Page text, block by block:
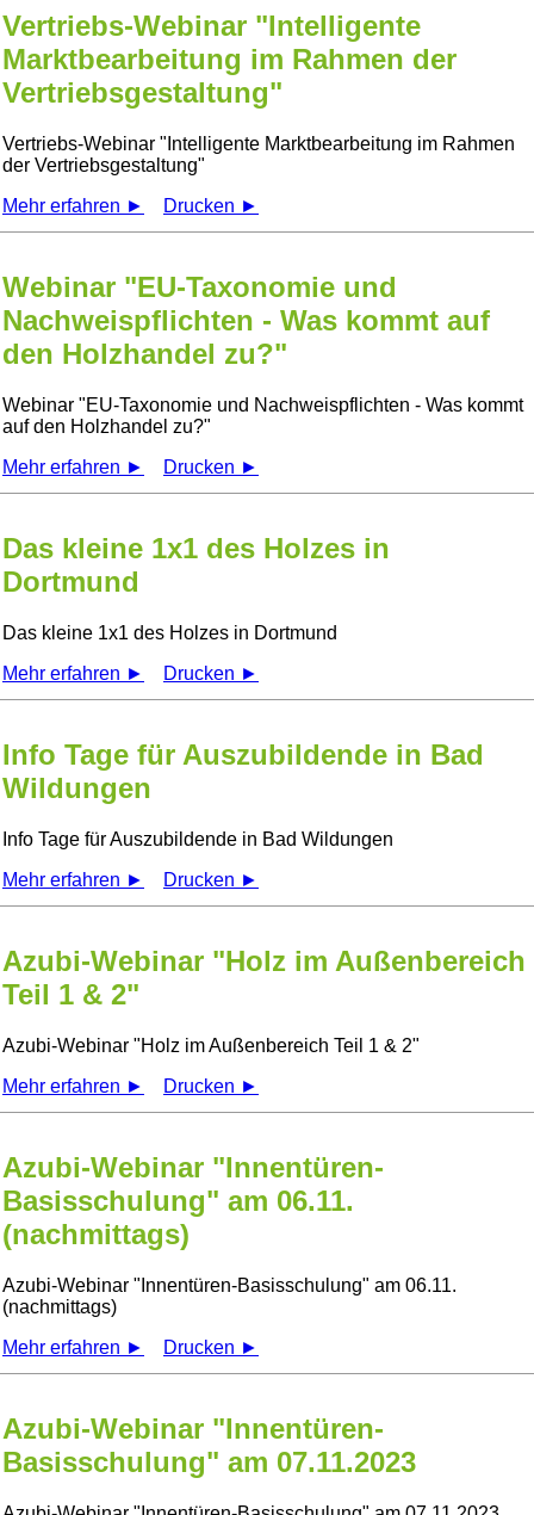
Vertriebs-Webinar "Intelligente
Marktbearbeitung im Rahmen der
Vertriebsgestaltung"
Vertriebs-Webinar
Intelligente Marktbearbeitung im Rahmen
der Vertriebsgestaltung
Mehr erfahren ►
Drucken ►
Webinar "EU-Taxonomie und
Nachweispflichten - Was kommt auf
den Holzhandel zu?"
Webinar
EU-Taxonomie und Nachweispflichten - Was kommt
auf den Holzhandel zu?
Mehr erfahren ►
Drucken ►
Das kleine 1x1 des Holzes in
Dortmund
Das kleine 1x1 des Holzes in Dortmund
Mehr erfahren ►
Drucken ►
Info Tage für Auszubildende in Bad
Wildungen
Info Tage für Auszubildende in Bad Wildungen
Mehr erfahren ►
Drucken ►
Azubi-Webinar "Holz im Außenbereich
Teil 1 & 2"
Azubi-Webinar
Holz im Außenbereich Teil 1 & 2
Mehr erfahren ►
Drucken ►
Azubi-Webinar "Innentüren-
Basisschulung" am 06.11.
(nachmittags)
Azubi-Webinar Innentüren-Basisschulung
am 06.11.
(nachmittags)
Mehr erfahren ►
Drucken ►
Azubi-Webinar "Innentüren-
Basisschulung" am 07.11.2023